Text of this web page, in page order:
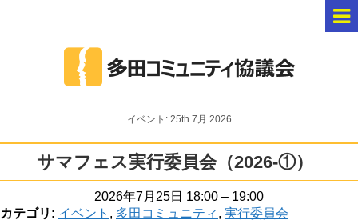
イベント: 25th 7月 2026
サマフェス実行委員会（2026-①）
2026年7月25日 18:00 – 19:00
カテゴリ: イベント , 多田コミュニティ , 実行委員会